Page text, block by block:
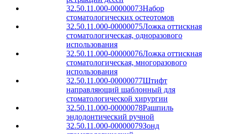
32.50.11.000-00000073Набор
стоматологических остеотомов
32.50.11.000-00000075Ложка оттискная
стоматологическая, одноразового
использования
32.50.11.000-00000076Ложка оттискная
стоматологическая, многоразового
использования
32.50.11.000-00000077Штифт
направляющий шаблонный для
стоматологической хирургии
32.50.11.000-00000078Рашпиль
эндодонтический ручной
32.50.11.000-00000079Зонд